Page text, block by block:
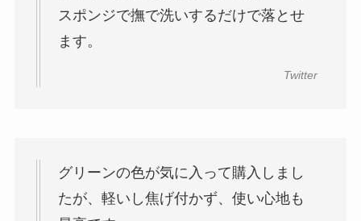
スポンジで撫で洗いするだけで落とせ
ます。
Twitter
グリーンの色が気に入って購入しまし
たが、軽いし焦げ付かず、使い心地も